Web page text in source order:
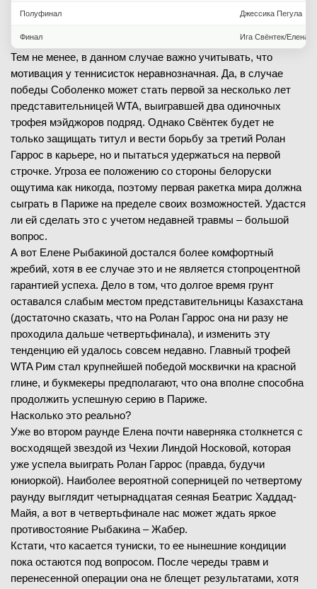
Полуфинал Джессика Пегула
Финал Ига Свёнтек/Елена
Тем не менее, в данном случае важно учитывать, что
мотивация у теннисисток неравнозначная. Да, в случае
победы Соболенко может стать первой за несколько лет
представительницей WTA, выигравшей два одиночных
трофея мэйджоров подряд. Однако Свёнтек будет не
только защищать титул и вести борьбу за третий Ролан
Гаррос в карьере, но и пытаться удержаться на первой
строчке. Угроза ее положению со стороны белоруски
ощутима как никогда, поэтому первая ракетка мира должна
сыграть в Париже на пределе своих возможностей. Удастся
ли ей сделать это с учетом недавней травмы – большой
вопрос.
А вот Елене Рыбакиной достался более комфортный
жребий, хотя в ее случае это и не является стопроцентной
гарантией успеха. Дело в том, что долгое время грунт
оставался слабым местом представительницы Казахстана
(достаточно сказать, что на Ролан Гаррос она ни разу не
проходила дальше четвертьфинала), и изменить эту
тенденцию ей удалось совсем недавно. Главный трофей
WTA Рим стал крупнейшей победой москвички на красной
глине, и букмекеры предполагают, что она вполне способна
продолжить успешную серию в Париже.
Насколько это реально?
Уже во втором раунде Елена почти наверняка столкнется с
восходящей звездой из Чехии Линдой Носковой, которая
уже успела выиграть Ролан Гаррос (правда, будучи
юниоркой). Наиболее вероятной соперницей по четвертому
раунду выглядит четырнадцатая сеяная Беатрис Хаддад-
Майя, а вот в четвертьфинале нас может ждать яркое
противостояние Рыбакина – Жабер.
Кстати, что касается туниски, то ее нынешние кондиции
пока остаются под вопросом. После череды травм и
перенесенной операции она не блещет результатами, хотя